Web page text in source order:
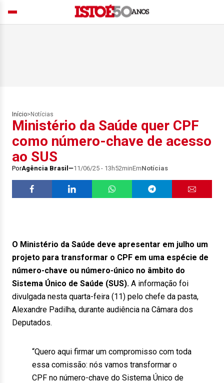
Início> Notícias
Ministério da Saúde quer CPF
como número-chave de acesso
ao SUS
PorAgência Brasil 11/06/25 - 13h52minEmNotícias
O Ministério da Saúde deve apresentar em julho um
projeto para transformar o CPF em uma espécie de
número-chave ou número-único no âmbito do
Sistema Único de Saúde (SUS). A informação foi
divulgada nesta quarta-feira (11) pelo chefe da pasta,
Alexandre Padilha, durante audiência na Câmara dos
Deputados.
“Quero aqui firmar um compromisso com toda
essa comissão: nós vamos transformar o
CPF no número-chave do Sistema Único de